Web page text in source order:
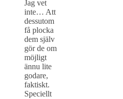
Jag vet
inte… Att
dessutom
få plocka
dem själv
gör de om
möjligt
ännu lite
godare,
faktiskt.
Speciellt